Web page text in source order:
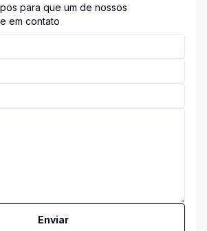
para que um de nossos
em contato
Enviar